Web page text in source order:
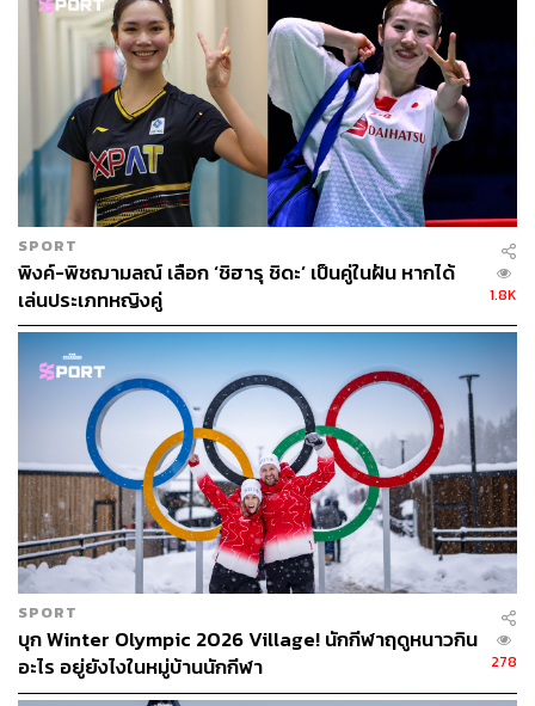
ชุดใครทำไมสวยจัง!
ความจริงเทรนด์การออกแบบชุดสำหรับนักกีฬาที่สวมใส่เริ่ม
เป็นเรื่องเป็นราวมาในช่วงไม่กี่ปีให้หลัง ซึ่งเป็นผลจากเทรนด์
แฟชั่นแต่งกายแบบกีฬา (Sporty) ที่กำลังมาแรง และได้รับ
ความนิยมอย่างมากในหมู่คนสมัยใหม่
แต่ไม่เคยมีครั้งไหนเลยที่จะประกวดประขันชุดนักกีฬาแบบ
ไม่เป็นทางการเท่าโอลิมปิกครั้งนี้
เริ่มจากชาติเจ้าภาพอย่างฝรั่งเศสที่ไม่ยอมแพ้ใครแน่นอนใน
เรื่องนี้ ชุดของนักกีฬาที่ลงแข่งขันเป็นผลงานการออกแบบ
ของ สเตฟอง อาชปูล (Stéphane Ashpool) ผู้อยู่เบื้องหลังแบ
รนด์สตรีทแวร์ชื่อดัง PIGALLE ซึ่งได้แรงบันดาลใจจาก
แฟชั่นยุค 90 และใช้สีสันของธงชาติฝรั่งเศสมาแต่งแต้ม
ในขณะที่ชุดประจำชาติของนักกีฬาที่ใช้ระหว่างขบวน
พาเหรดในพิธีเปิดและปิดการแข่งขันเป็นผลงานการออกแบบ
ของ Berluti แบรนด์แฟชั่นไฮเอนด์ในเครือ LVMH ที่ออกแบบ
มาได้สวยและงามสง่าสมฐานะเมืองแห่งแฟชั่นอย่างแท้จริง
ชุดของทีมชาติสหรัฐฯ ที่ออกแบบโดย Ralph Lauren ก็เป็น
หนึ่งในชุดที่ได้รับเสียงชื่นชมไม่แพ้กัน เพราะทั้งดูมีความ
สวยงามแบบเรียบง่าย ทะมัดทะแมงแบบนักกีฬา แต่ก็ยังดูมี
SPORT
พิงค์-พิชฌามลณ์ เลือก ‘ชิฮารุ ชิดะ’ เป็นคู่ในฝัน หากได้
เล่นประเภทหญิงคู่
1.8K
SPORT
บุก Winter Olympic 2026 Village! นักกีฬาฤดูหนาวกิน
อะไร อยู่ยังไงในหมู่บ้านนักกีฬา
278